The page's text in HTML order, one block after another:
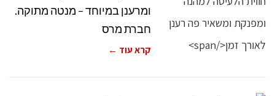
ומרענן במיוחד – מנטה מתוקה.
חברת מרס
קרא עוד ←